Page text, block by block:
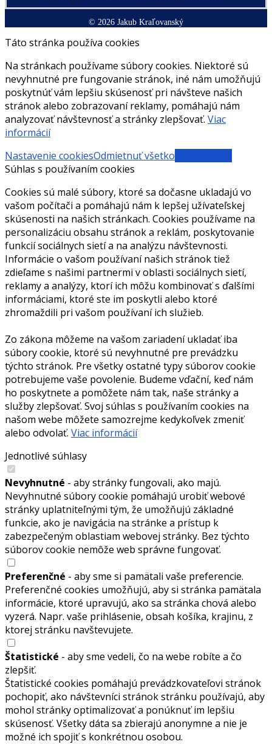
© 2026 Jakub Kraľovanský
Táto stránka používa cookies
Na stránkach používame súbory cookies. Niektoré sú
nevyhnutné pre fungovanie stránok, iné nám umožňujú
poskytnúť vám lepšiu skúsenosť pri návšteve našich
stránok alebo zobrazovaní reklamy, pomáhajú nám
analyzovať návštevnosť a stránky zlepšovať. Viac
informácií
Nastavenie cookiesOdmietnuť všetko
Súhlas s používaním cookies
Cookies sú malé súbory, ktoré sa dočasne ukladajú vo
vašom počítači a pomáhajú nám k lepšej užívateľskej
skúsenosti na našich stránkach. Cookies používame na
personalizáciu obsahu stránok a reklám, poskytovanie
funkcií sociálnych sietí a na analýzu návštevnosti.
Informácie o vašom používaní našich stránok tiež
zdieľame s našimi partnermi v oblasti sociálnych sietí,
reklamy a analýzy, ktorí ich môžu kombinovať s ďalšími
informáciami, ktoré ste im poskytli alebo ktoré
zhromaždili pri vašom používaní ich služieb.
Zo zákona môžeme na vašom zariadení ukladať iba
súbory cookie, ktoré sú nevyhnutné pre prevádzku
týchto stránok. Pre všetky ostatné typy súborov cookie
potrebujeme vaše povolenie. Budeme vďační, keď nám
ho poskytnete a pomôžete nám tak, naše stránky a
služby zlepšovať. Svoj súhlas s používaním cookies na
našom webe môžete samozrejme kedykoľvek zmeniť
alebo odvolať. Viac informácií
Jednotlivé súhlasy
Nevyhnutné - aby stránky fungovali, ako majú.
Nevyhnutné súbory cookie pomáhajú urobiť webové
stránky uplatniteľnými tým, že umožňujú základné
funkcie, ako je navigácia na stránke a prístup k
zabezpečeným oblastiam webovej stránky. Bez týchto
súborov cookie nemôže web správne fungovať.
Preferenčné - aby sme si pamätali vaše preferencie.
Preferenčné cookies umožňujú, aby si stránka pamätala
informácie, ktoré upravujú, ako sa stránka chová alebo
vyzerá. Napr. vaše prihlásenie, obsah košíka, krajinu, z
ktorej stránku navštevujete.
Štatistické - aby sme vedeli, čo na webe robíte a čo
zlepšiť.
Štatistické cookies pomáhajú prevádzkovateľovi stránok
pochopiť, ako návštevníci stránok stránku používajú, aby
mohol stránky optimalizovať a ponúknuť im lepšiu
skúsenosť. Všetky dáta sa zbierajú anonymne a nie je
možné ich spojiť s konkrétnou osobou.